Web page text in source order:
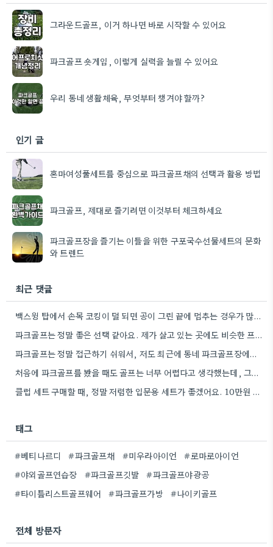
그라운드골프, 이거 하나면 바로 시작할 수 있어요
파크골프 숏게임, 이렇게 실력을 늘릴 수 있어요
우리 동네 생활체육, 무엇부터 챙겨야 할까?
인기 글
혼마여성풀세트를 중심으로 파크골프채의 선택과 활용 방법
파크골프, 제대로 즐기려면 이것부터 체크하세요
파크골프장을 즐기는 이들을 위한 구포국수선물세트의 문화
와 트렌드
최근 댓글
백스윙 탑에서 손목 코킹이 덜 되면 공이 그린 끝에 멈추는 경우가 많더라고요. 숏게임의 핵심은 정확한…
파크골프는 정말 좋은 선택 같아요. 제가 살고 있는 곳에도 비슷한 프로그램이 있으면 좋겠어요.
파크골프는 정말 접근하기 쉬워서, 저도 최근에 동네 파크골프장에서 한 번 해봤어요. 처음에는 좀 어색했지만, 다들…
처음에 파크골프를 봤을 때도 골프는 너무 어렵다고 생각했는데, 그렇게 접근하기 쉬운 운동이 있었다니 신기하네요.
클럽 세트 구매할 때, 정말 저렴한 입문용 세트가 좋겠어요. 10만원 정도면 스윙 폼 연습에 충분할…
태그
#베티나르디 #파크골프채 #미우라아이언
#로마로아이언
#야외골프연습장
#파크골프깃발
#파크골프야광공
#타이틀리스트골프웨어
#파크골프가방 #나이키골프
전체 방문자